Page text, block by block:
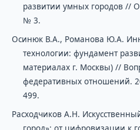
развитии умных городов //
№ 3.
Осинюк В.А., Романова Ю.А.
технологии: фундамент
материалах г. Москвы) //
федеративных отношений.
499.
Расходчиков А.Н.